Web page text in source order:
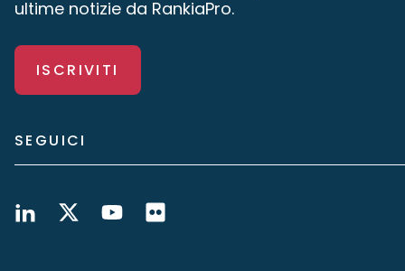
ultime notizie da RankiaPro.
ISCRIVITI
SEGUICI